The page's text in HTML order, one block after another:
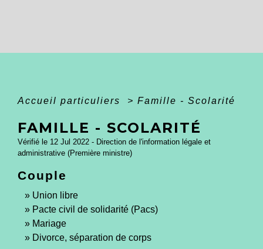
Accueil particuliers > Famille - Scolarité
FAMILLE - SCOLARITÉ
Vérifié le 12 Jul 2022 - Direction de l'information légale et
administrative (Première ministre)
Couple
Union libre
Pacte civil de solidarité (Pacs)
Mariage
Divorce, séparation de corps